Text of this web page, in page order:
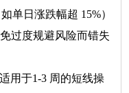
单日涨跌幅超 15%）
过度规避风险而错失
用于1-3 周的短线操